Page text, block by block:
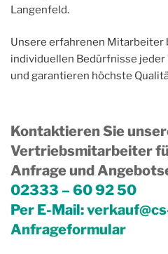
Langenfeld.
Unsere erfahrenen Mitarbeiter
individuellen Bedürfnisse
und garantieren höchste
Kontaktieren Sie
Vertriebsmitarbeiter
Anfrage und
02333 – 60 92 50
Per E-Mail:
Anfrageformular